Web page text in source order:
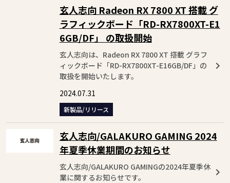
玄人志向 Radeon RX 7800 XT 搭載 グ
ラフィックボード「RD-RX7800XT-E1
6GB/DF」 の取扱開始
玄人志向は、Radeon RX 7800 XT 搭載 グラフ
ィックボード「RD-RX7800XT-E16GB/DF」の
取扱を開始いたします。
2024.07.31
新製品/リリース
玄人志向/GALAKURO GAMING 2024
年夏季休業期間のお知らせ
玄人志向/GALAKURO GAMINGの2024年夏季休
業に関するお知らせです。